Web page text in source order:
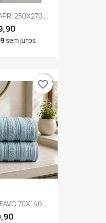
250X270...
sem juros
70X140...
favorite_border